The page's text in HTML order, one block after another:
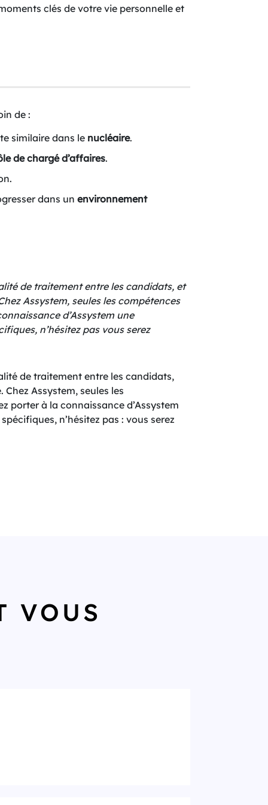
clés de votre vie personnelle et
de :
similaire dans le nucléaire.
de chargé d’affaires.
dans un environnement
de traitement entre les candidats, et
Assystem, seules les compétences
d’Assystem une
n’hésitez pas vous serez
de traitement entre les candidats,
Assystem, seules les
porter à la connaissance d’Assystem
n’hésitez pas : vous serez
VOUS